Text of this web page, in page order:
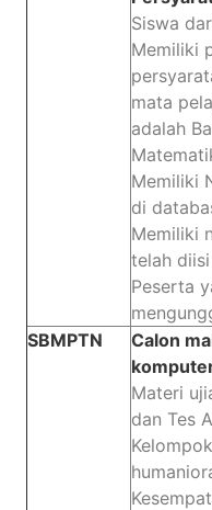
Siswa
Memiliki
mata
adalah
Memiliki
di
Memiliki
telah
Peserta
SBMPTN
Calon
Materi
dan Tes